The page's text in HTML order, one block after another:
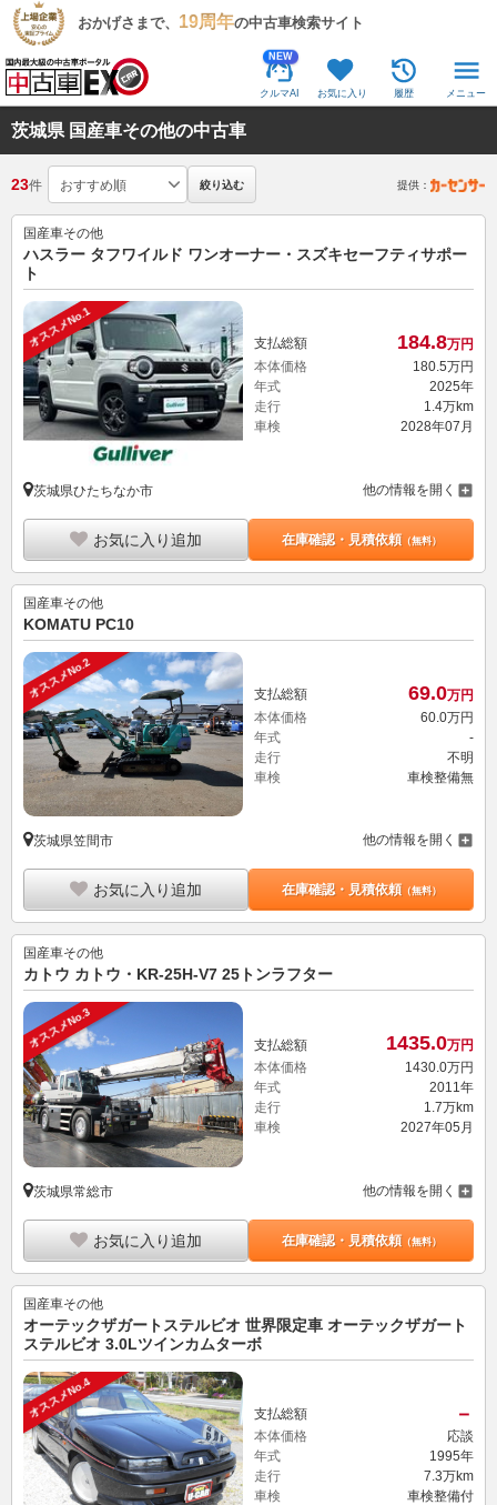
おかげさまで、 19周年の中古車検索サイト
NEW
クルマAI お気に入り 履歴 メニュー
茨城県 国産車その他の中古車
23件 絞り込む 提供：
国産車その他
ハスラー タフワイルド ワンオーナー・スズキセーフティサポー
ト
オススメNo.1 支払総額 184.8万円
本体価格
180.5万円
年式
2025年
走行
1.4万km
車検
2028年07月
茨城県ひたちなか市 他の情報を開く
お気に入り追加 在庫確認・見積依頼（無料）
国産車その他
KOMATU PC10
オススメNo.2 支払総額 69.0万円
本体価格
60. 0万円
年式
-
走行
不明
車検
車検整備無
茨城県笠間市 他の情報を開く
お気に入り追加 在庫確認・見積依頼（無料）
国産車その他
カトウ カトウ・KR-25H-V7 25トンラフター
オススメNo.3 支払総額 1435.0万円
本体価格
1430.0万円
年式
2011年
走行
1.7万km
車検
2027年05月
茨城県常総市 他の情報を開く
お気に入り追加 在庫確認・見積依頼（無料）
国産車その他
オーテックザガートステルビオ 世界限定車 オーテックザガート
ステルビオ 3.0Lツインカムターボ
オススメNo.4 支払総額 －
本体価格
応談
年式
1995年
走行
7.3万km
車検
車検整備付